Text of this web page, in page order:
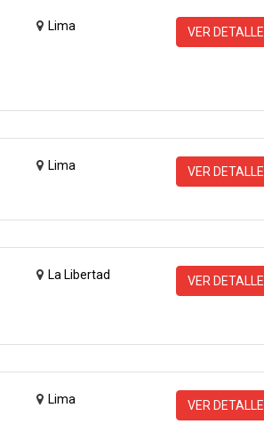
Lima VER DETALLE
Lima VER DETALLE
La Libertad VER DETALLE
Lima VER DETALLE